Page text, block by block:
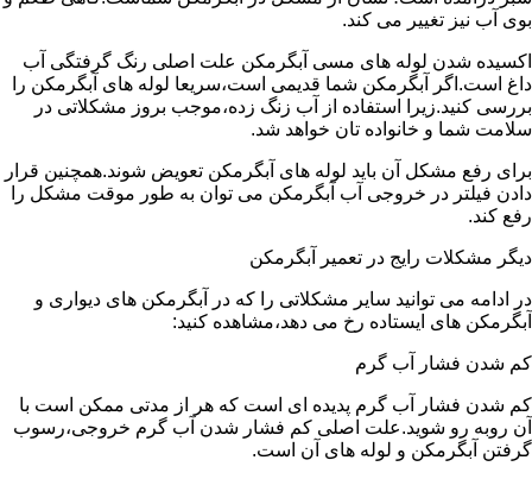
بوی آب نیز تغییر می کند.
اکسیده شدن لوله های مسی آبگرمکن علت اصلی رنگ گرفتگی آب
داغ است.اگر آبگرمکن شما قدیمی است،سریعا لوله های آبگرمکن را
بررسی کنید.زیرا استفاده از آب زنگ زده،موجب بروز مشکلاتی در
سلامت شما و خانواده تان خواهد شد.
برای رفع مشکل آن باید لوله های آبگرمکن تعویض شوند.همچنین قرار
دادن فیلتر در خروجی آب آبگرمکن می توان به طور موقت مشکل را
رفع کند.
دیگر مشکلات رایج در تعمیر آبگرمکن
در ادامه می توانید سایر مشکلاتی را که در آبگرمکن های دیواری و
آبگرمکن های ایستاده رخ می دهد،مشاهده کنید:
کم شدن فشار آب گرم
کم شدن فشار آب گرم پدیده ای است که هر از مدتی ممکن است با
آن روبه رو شوید.علت اصلی کم فشار شدن آب گرم خروجی،رسوب
گرفتن آبگرمکن و لوله های آن است.